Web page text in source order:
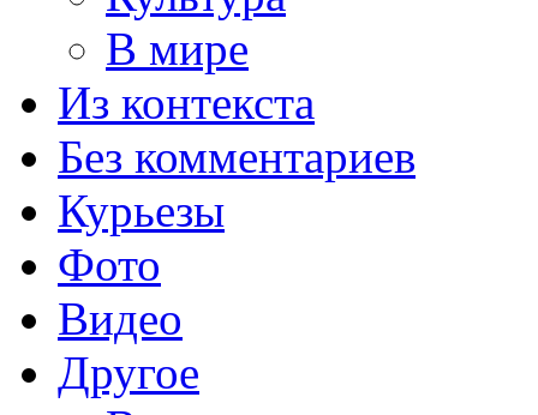
В мире
Из контекста
Без комментариев
Курьезы
Фото
Видео
Другое